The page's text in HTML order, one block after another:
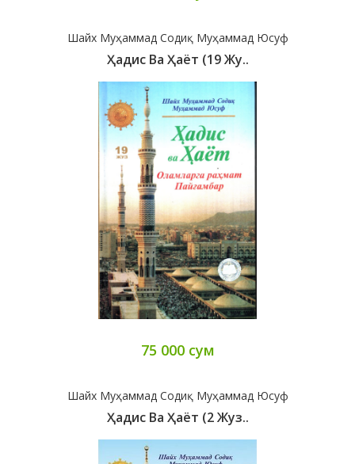
Шайх Муҳаммад Содиқ Муҳаммад Юсуф
Ҳадис Ва Ҳаёт (19 Жу..
75 000 сум
Шайх Муҳаммад Содиқ Муҳаммад Юсуф
Ҳадис Ва Ҳаёт (2 Жуз..